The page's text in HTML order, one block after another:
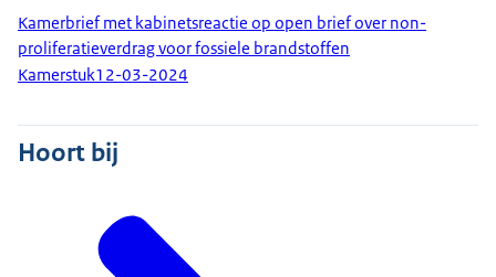
Kamerbrief met kabinetsreactie op open brief over non-
proliferatieverdrag voor fossiele brandstoffen
Kamerstuk12-03-2024
Hoort bij